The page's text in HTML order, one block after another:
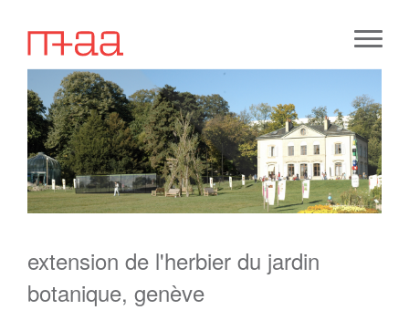
extension de l'herbier du jardin
botanique, genève